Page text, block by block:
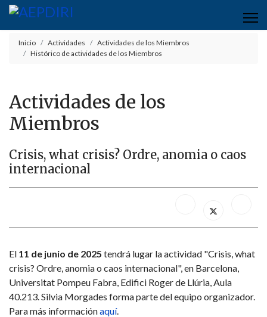
Inicio Actividades
Actividades de los Miembros
Histórico de actividades de los Miembros
Actividades de los
Miembros
Crisis, what crisis? Ordre, anomia o caos
internacional
El 11 de junio de 2025 tendrá lugar la actividad "Crisis, what
crisis? Ordre, anomia o caos internacional", en Barcelona,
Universitat Pompeu Fabra, Edifici Roger de Llúria, Aula
40.213. Silvia Morgades forma parte del equipo organizador.
Para más informaciónaquí.